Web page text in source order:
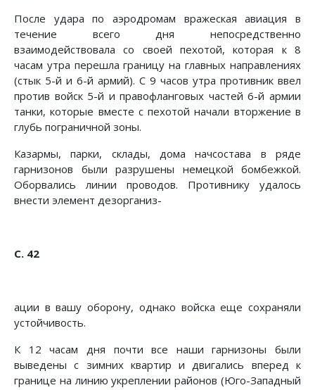
После удара по аэродромам вражеская авиация в
течение всего дня непосредственно
взаимодействовала со своей пехо­той, которая к 8
часам утра перешла границу на главных направлениях
(стык 5-й и 6-й армий). С 9 часов утра против­ник ввел
против войск 5-й и правофланговых частей 6-й ар­мии
танки, которые вместе с пехотой начали вторжение в
глубь пограничной зоны.
Казармы, парки, склады, дома начсостава в ряде
гарнизо­нов были разрушены немецкой бомбежкой.
Оборвались линии проводов. Противнику удалось
внести элемент дезорганиз-
С. 42
ации в вашу оборону, однако войска еще сохраняли
устойчи­вость.
К 12 часам дня почти все наши гарнизоны были
выведены с зимних квартир и двигались вперед к
границе на линию укреплении районов (Юго-Западный